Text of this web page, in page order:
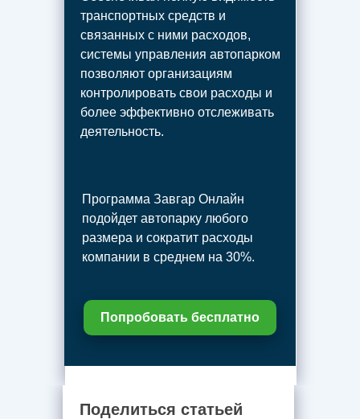
транспортных средств и
связанных с ними расходов,
системы управления автопарком
позволяют организациям
контролировать свои расходы и
более эффективно отслеживать
деятельность.
Попробовать бесплатно
Программа Завгар Онлайн
подойдет автопарку любого
размера и сократит расходы
компании в среднем на 30%.
Поделиться статьей